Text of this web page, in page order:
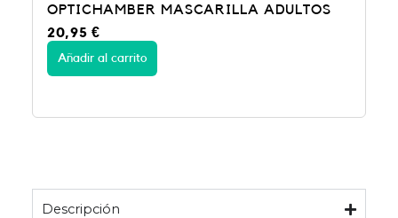
OPTICHAMBER MASCARILLA ADULTOS
20,95€
Añadir al carrito
Descripción